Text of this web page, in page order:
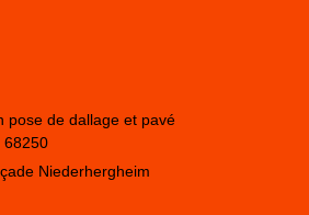
pose de dallage et pavé
68250
Niederhergheim